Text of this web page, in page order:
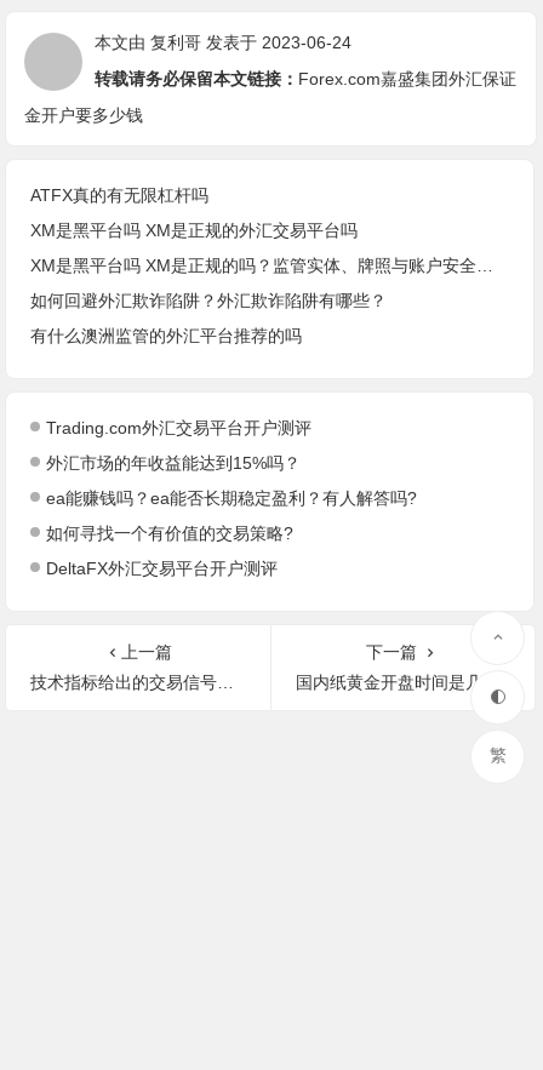
本文由复利哥 发表于 2023-06-24
转载请务必保留本文链接： Forex.com嘉盛集团外汇保证
金开户要多少钱
ATFX真的有无限杠杆吗
XM是黑平台吗 XM是正规的外汇交易平台吗
如何回避外汇欺诈陷阱？外汇欺诈陷阱有哪些？
有什么澳洲监管的外汇平台推荐的吗
Trading.com外汇交易平台开户测评
外汇市场的年收益能达到15%吗？
ea能赚钱吗？ea能否长期稳定盈利？有人解答吗?
如何寻找一个有价值的交易策略?
DeltaFX外汇交易平台开户测评
上一篇
技术指标给出的交易信号与基本面的方向相反时，如何抉择？
下一篇
国内纸黄金开盘时间是几点，与国际一样吗?
繁